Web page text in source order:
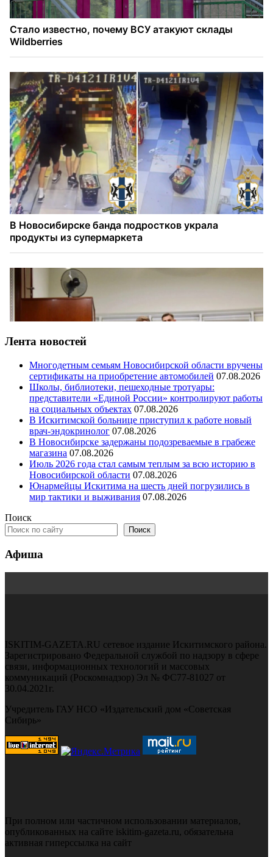
Лента новостей
Многодетным семьям Новосибирской области вручены
сертификаты на приобретение автомобилей 07.08.2026
Школы, библиотеки, пешеходные тротуары:
представители «Единой России» контролируют работы
на социальных объектах 07.08.2026
В Искитимской больнице приступил к работе новый
врач-эндокринолог 07.08.2026
В Новосибирске задержаны подозреваемые в грабеже
магазина 07.08.2026
Июль 2026 года стал самым теплым за всю историю в
Новосибирской области 07.08.2026
Юнармейцы Искитима на шесть дней погрузились в
мир тактики и выживания 07.08.2026
Поиск
Поиск
Афиша
ISKITIM-GAZETA.RU сетевое издание Искитимского района.
Зарегистрировано Федеральной службой по надзору в сфере
связи, информационных технологий и массовых
коммуникаций (Роскомнадзор) Эл № ФС77-81027 от
30.04.2021г.
Учредитель ГАУ НСО «Издательский дом «Советская
Сибирь»
При полном или частичном использовании материалов,
опубликованных на сайте iskitim-gazeta.ru, обязательна
активная гиперссылка на сайт